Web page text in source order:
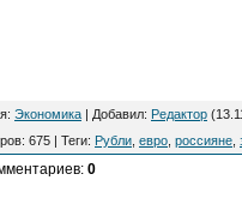
: Экономика | Добавил: Редактор
: 675 | Теги: Рубли евро россияне
: 0